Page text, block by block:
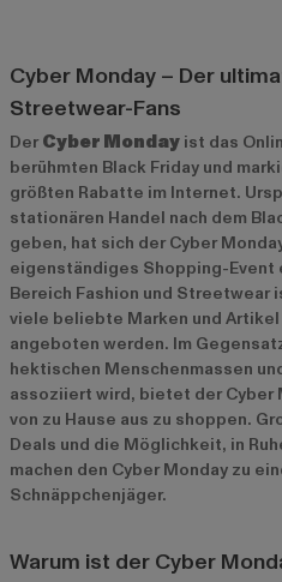
Cyber Monday – Der
Streetwear-Fans
Der Cyber Monday ist das
berühmten Black Friday und
größten Rabatte im Internet.
stationären Handel nach dem
geben, hat sich der Cyber
eigenständiges Shopping-Event
Bereich Fashion und Streetwear
viele beliebte Marken und
angeboten werden. Im
hektischen Menschenmassen
assoziiert wird, bietet der Cyber
von zu Hause aus zu shoppen.
Deals und die Möglichkeit, in
machen den Cyber Monday zu
Schnäppchenjäger.
Warum ist der Cyber